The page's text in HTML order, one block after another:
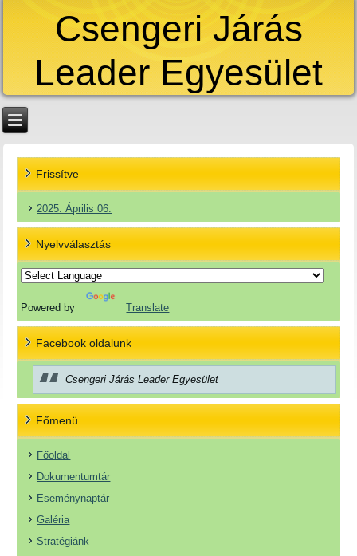
Csengeri Járás
Leader Egyesület
Frissítve
2025. Április 06.
Nyelvválasztás
Powered by Translate
Facebook oldalunk
Csengeri Járás Leader Egyesület
Főmenü
Főoldal
Dokumentumtár
Eseménynaptár
Galéria
Stratégiánk